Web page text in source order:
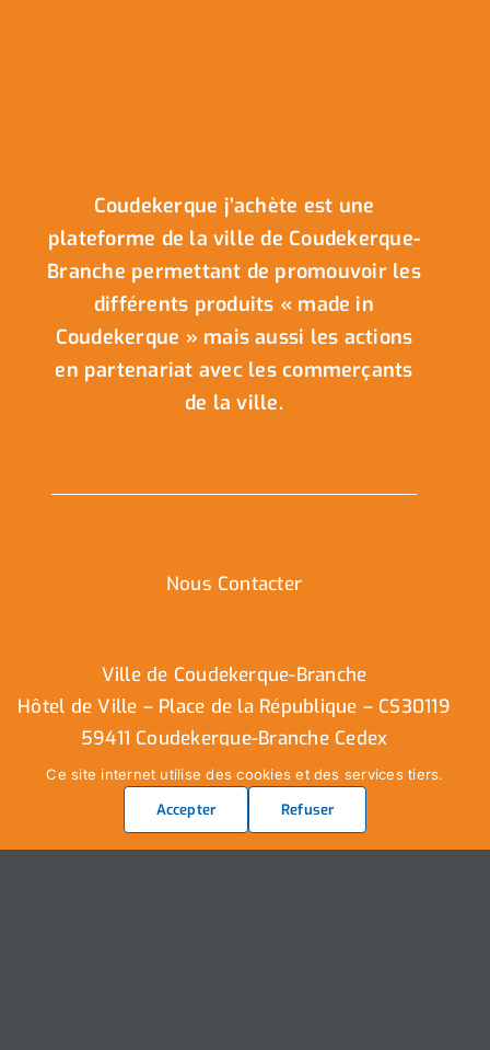
Coudekerque j’achète est une
plateforme de la ville de Coudekerque-
Branche permettant de promouvoir les
différents produits « made in
Coudekerque » mais aussi les actions
en partenariat avec les commerçants
de la ville.
Nous Contacter
Ville de Coudekerque-Branche
Hôtel de Ville – Place de la République – CS30119
59411 Coudekerque-Branche Cedex
Tél : 03.28.29.25.25
Nous contacter
Ce site internet utilise des cookies et des services tiers.
Accepter Refuser